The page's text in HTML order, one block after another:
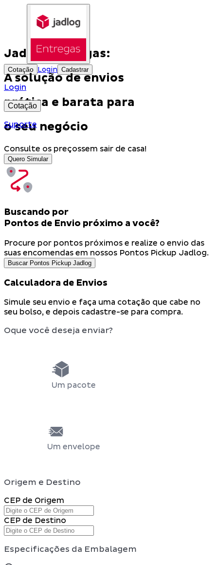
Cotação Login Cadastrar
Login
Cotação
Suporte
Jadlog Entregas:
A solução de envios
prática e barata para
o seu negócio
Consulte os preçossem sair de casa!
Quero Simular
Buscando por
Pontos de Envio próximo a você?
Procure por pontos próximos e realize o envio das
suas encomendas em nossos Pontos Pickup Jadlog.
Buscar Pontos Pickup Jadlog
Calculadora de Envios
Simule seu envio e faça uma cotação que cabe no
seu bolso, e depois cadastre-se para compra.
Oque você deseja enviar?
Um pacote
Um envelope
Origem e Destino
CEP de Origem
CEP de Destino
Especificações da Embalagem